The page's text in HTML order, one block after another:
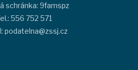
schránka: 9famspz
556 752 571
podatelna@zssj.cz